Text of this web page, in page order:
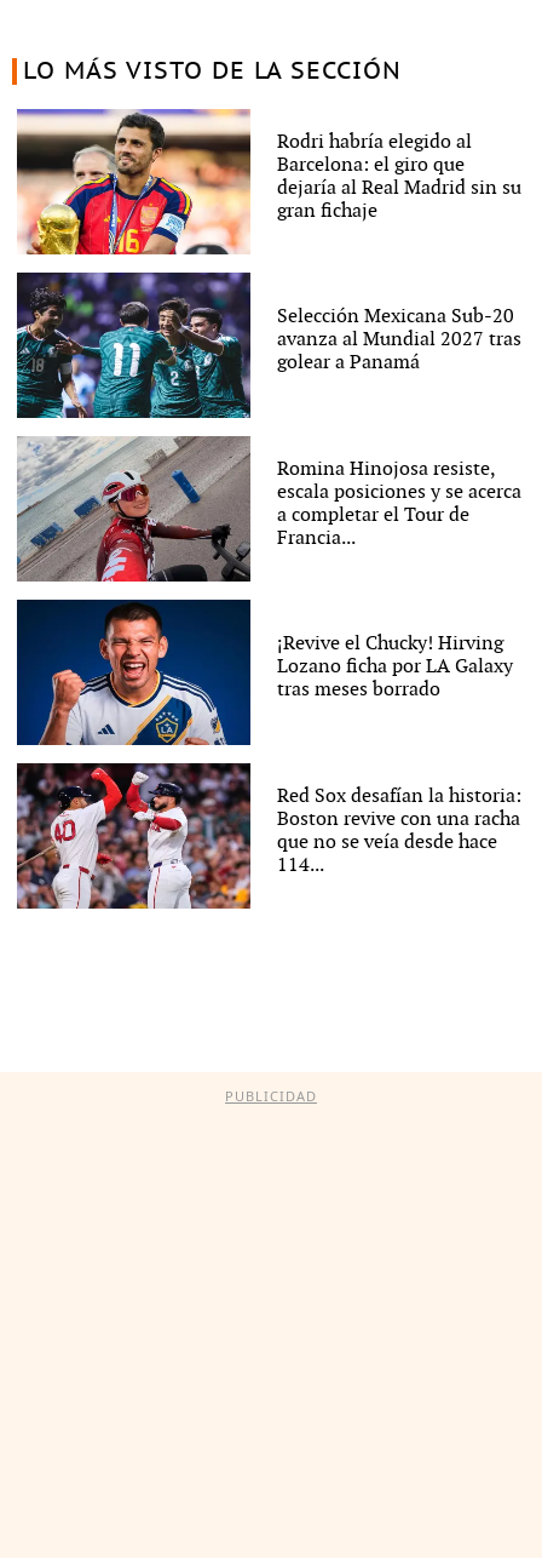
LO MÁS VISTO DE LA SECCIÓN
Rodri habría elegido al
Barcelona: el giro que
dejaría al Real Madrid sin su
gran fichaje
Selección Mexicana Sub-20
avanza al Mundial 2027 tras
golear a Panamá
Romina Hinojosa resiste,
escala posiciones y se acerca
a completar el Tour de
Francia...
¡Revive el Chucky! Hirving
Lozano ficha por LA Galaxy
tras meses borrado
Red Sox desafían la historia:
Boston revive con una racha
que no se veía desde hace
114...
PUBLICIDAD